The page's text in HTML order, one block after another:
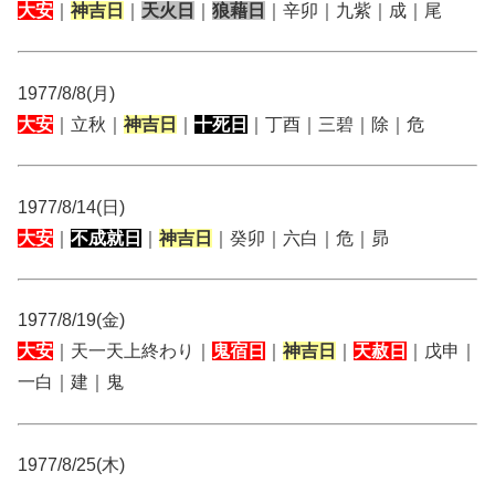
大安
神吉日 天火日 狼藉日 ｜辛卯｜九紫｜成｜尾
1977/8/8(月)
大安 ｜立秋｜ 神吉日 十死日 ｜丁酉｜三碧｜除｜危
1977/8/14(日)
大安
不成就日 神吉日 ｜癸卯｜六白｜危｜昴
1977/8/19(金)
大安 ｜天一天上終わり｜ 鬼宿日 神吉日 天赦日
｜戊申｜
一白｜建｜鬼
1977/8/25(木)